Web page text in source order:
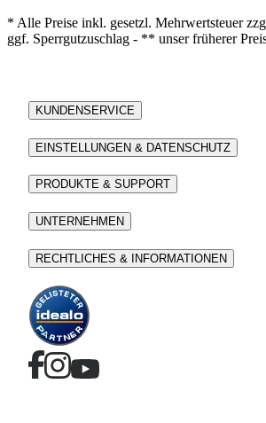
* Alle Preise inkl. gesetzl. Mehrwertsteuer
ggf. Sperrgutzuschlag - ** unser früherer
KUNDENSERVICE
EINSTELLUNGEN & DATENSCHUTZ
PRODUKTE & SUPPORT
UNTERNEHMEN
RECHTLICHES & INFORMATIONEN